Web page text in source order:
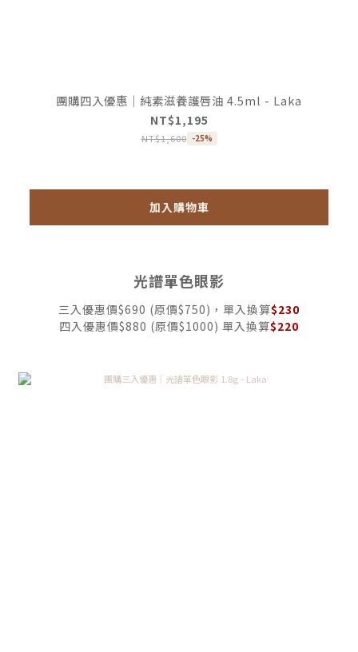
團購四入優惠｜純素滋養護唇油 4.5ml - Laka
NT$1,195
NT$1,600 -25%
加入購物車
光譜單色眼影
三入優惠價$690 (原價$750)，單入換算$230
四入優惠價$880 (原價$1000) 單入換算$220